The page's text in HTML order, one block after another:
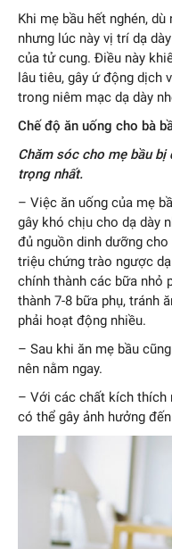
Khi mẹ bầu hết nghén,
nhưng lúc này vị trí dạ
của tử cung. Điều này
lâu tiêu, gây ứ động dịch
trong niêm mạc dạ dày
Chế độ ăn uống cho bà
Chăm sóc cho mẹ bầu bị
trọng nhất.
– Việc ăn uống của mẹ
gây khó chịu cho dạ dày
đủ nguồn dinh dưỡng
triệu chứng trào ngược
chính thành các bữa nhỏ
thành 7-8 bữa phụ, tránh
phải hoạt động nhiều.
– Sau khi ăn mẹ bầu
nên nằm ngay.
– Với các chất kích thích
có thể gây ảnh hưởng